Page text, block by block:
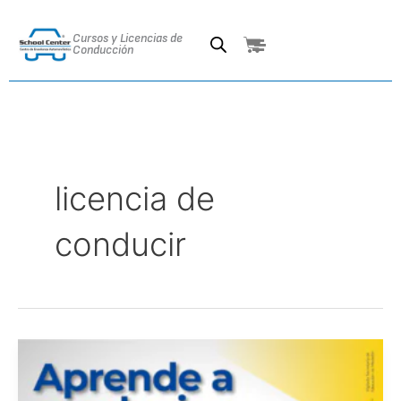
contenido
Cursos y Licencias de
Conducción
Cart
licencia de
conducir
a
conducir